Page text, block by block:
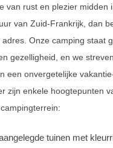
van rust en plezier midden
van Zuid-Frankrijk, dan
Onze camping staat
gezelligheid, en we
een onvergetelijke
zijn enkele hoogtepunten
tuinen met